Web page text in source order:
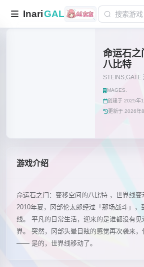
InariGAL
命运石之
八比特
STEINS;GATE
MAGES.
创建于 2025年
更新于 2026年
游戏介绍
命运石之门：变移空间的八比特 ，世界线变
2010年夏，冈部伦太郎经过「那场战斗」，
线。 平凡的日常生活，迎来的是谁都没有
界。 突然，冈部头晕目眩的感觉再次袭来
—— 是的，世界线移动了。